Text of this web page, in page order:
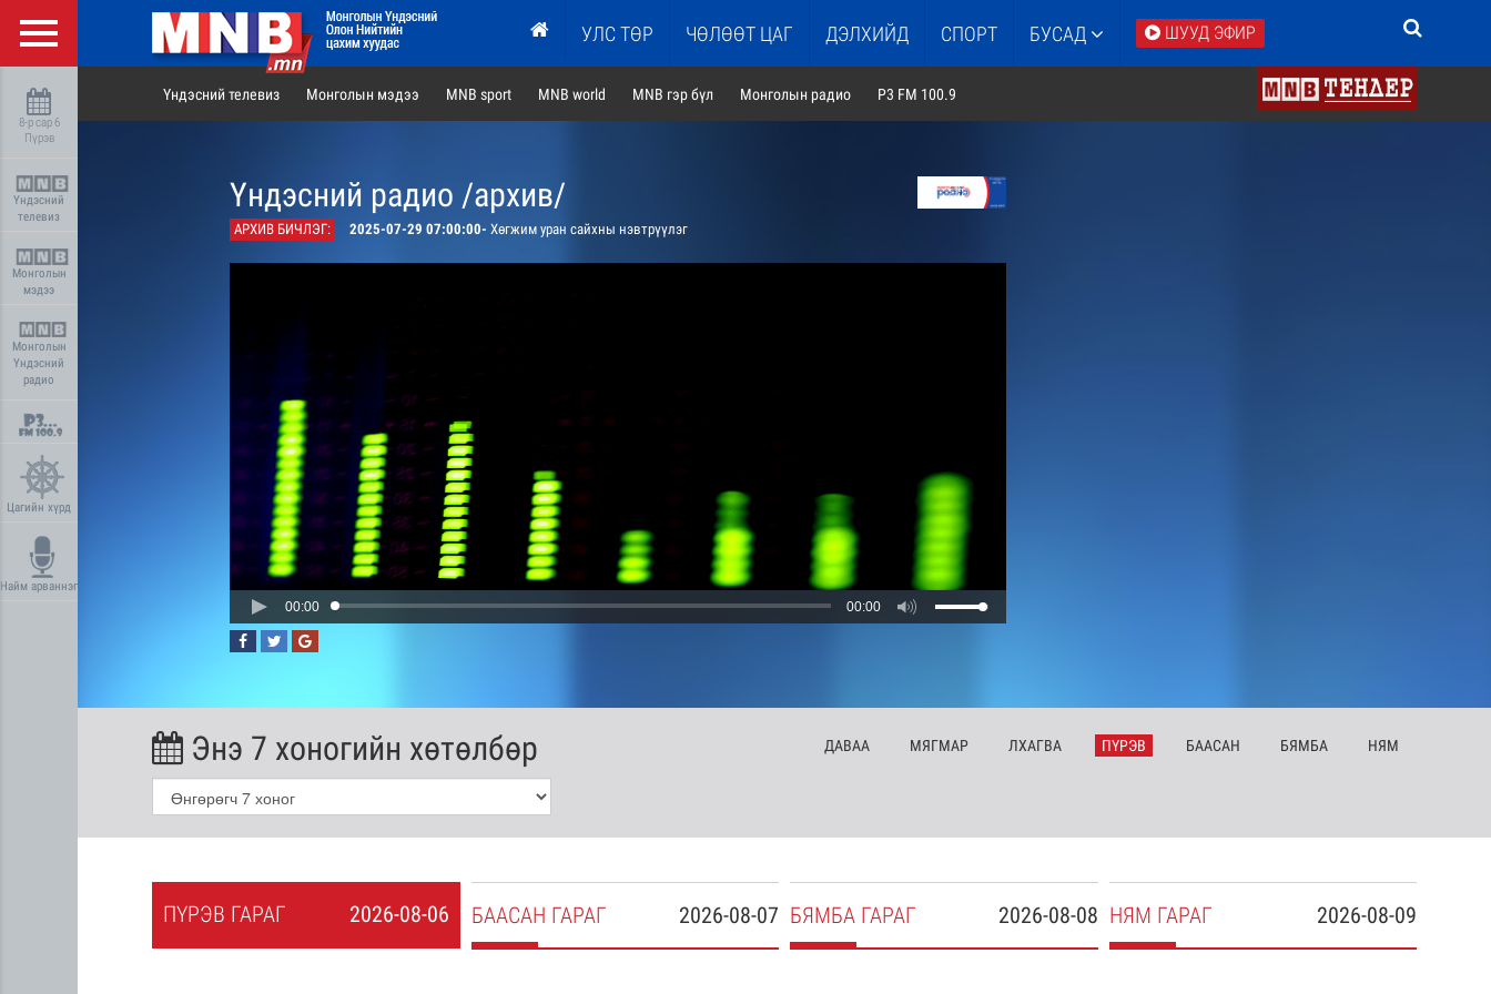
УЛС ТӨР ЧӨЛӨӨТ ЦАГ ДЭЛХИЙД СПОРТ БУСАД ШУУД ЭФИР
8-р сар 6
Пүрэв
Үндэсний
телевиз
Монголын
мэдээ
Монголын
Үндэсний
радио
Цагийн хүрд
Найм арваннэг
Үндэсний телевиз Монголын мэдээ MNB sport MNB world MNB гэр бүл Монголын радио P3 FM 100.9
Үндэсний радио /архив/
АРХИВ БИЧЛЭГ: 2025-07-29 07:00:00- Хөгжим уран сайхны нэвтрүүлэг
00:00 00:00
Энэ 7 хоногийн хөтөлбөр ДАВАА МЯГМАР ЛХАГВА ПҮРЭВ БААСАН БЯМБА НЯМ
2026-08-06
ПҮРЭВ ГАРАГ 2026-08-07
БААСАН ГАРАГ 2026-08-08
БЯМБА ГАРАГ 2026-08-09
НЯМ ГАРАГ